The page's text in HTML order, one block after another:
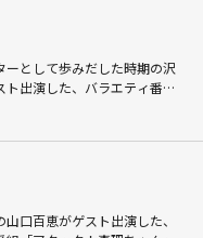
ーとして歩みだした時期の沢
ト出演した、バラエティ番組
口百恵がゲスト出演した、